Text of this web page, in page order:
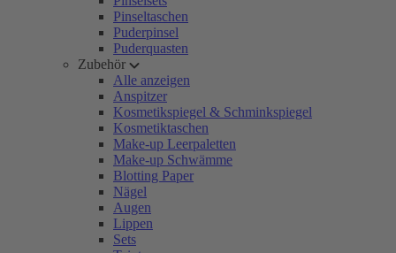
Pinseltaschen
Puderpinsel
Puderquasten
Zubehör
Alle anzeigen
Anspitzer
Kosmetikspiegel & Schminkspiegel
Kosmetiktaschen
Make-up Leerpaletten
Make-up Schwämme
Blotting Paper
Nägel
Augen
Lippen
Sets